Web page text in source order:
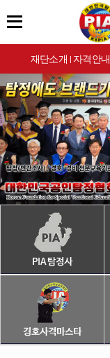
재단소개 | 자격안내